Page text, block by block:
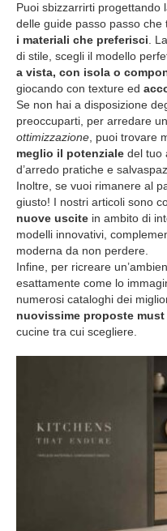
Puoi sbizzarrirti progettando
delle guide passo passo
i materiali che preferisci .
di stile, scegli il modello
a vista, con isola o
giocando con texture ed
Se non hai a disposizione
preoccuparti, per arredare
ottimizzazione , puoi trovare
meglio il potenziale del tuo
d’arredo pratiche e
Inoltre, se vuoi rimanere al
giusto! I nostri articoli sono
nuove uscite in ambito di
modelli innovativi,
moderna da non perdere.
Infine, per ricreare
esattamente come lo
numerosi cataloghi dei
nuovissime proposte must
cucine tra cui scegliere.